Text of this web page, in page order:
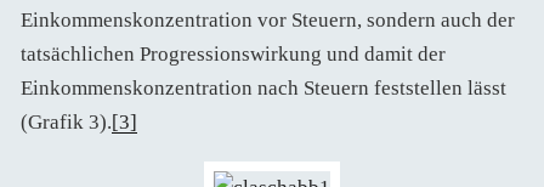
Einkommenskonzentration vor Steuern, sondern auch der
tatsächlichen Progressionswirkung und damit der
Einkommenskonzentration nach Steuern feststellen lässt
(Grafik 3).[3]